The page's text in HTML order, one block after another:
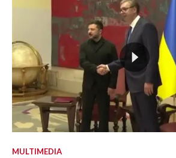
MULTIMEDIA